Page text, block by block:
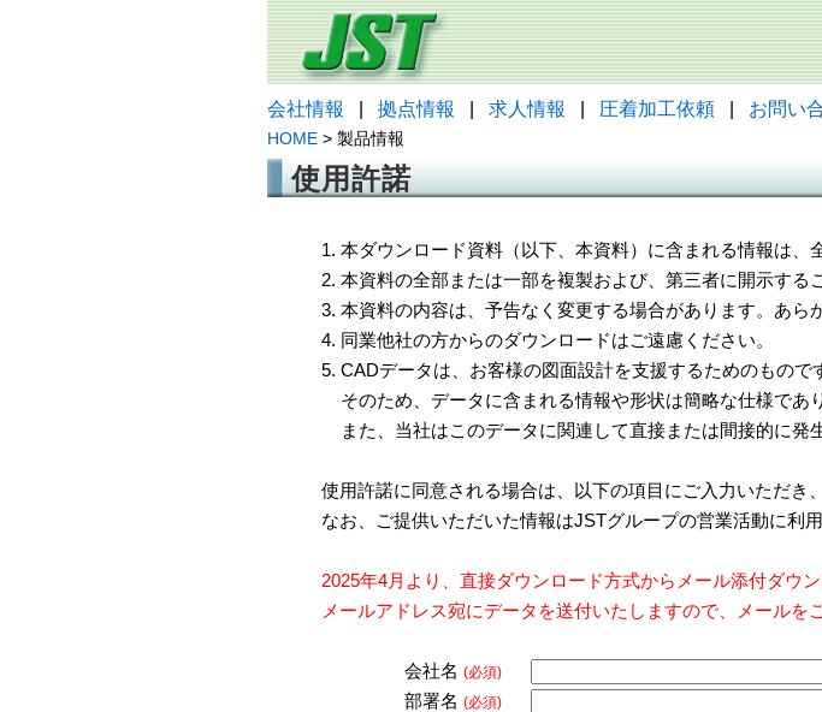
会社情報 拠点情報 求人情報 圧着加工依頼 お問い
HOME > 製品情報
使用許諾
1. 本ダウンロード資料（以下、本資料）に含まれる情報は、
2. 本資料の全部または一部を複製および、第三者に開示する
3. 本資料の内容は、予告なく変更する場合があります。あら
4. 同業他社の方からのダウンロードはご遠慮ください。
5. CADデータは、お客様の図面設計を支援するためのもので
そのため、データに含まれる情報や形状は簡略な仕様であ
また、当社はこのデータに関連して直接または間接的に発
使用許諾に同意される場合は、以下の項目にご入力いただき
なお、ご提供いただいた情報はJSTグループの営業活動に利
2025年4月より、直接ダウンロード方式からメール添付ダウ
メールアドレス宛にデータを送付いたしますので、メールを
会社名 (必須)
部署名 (必須)